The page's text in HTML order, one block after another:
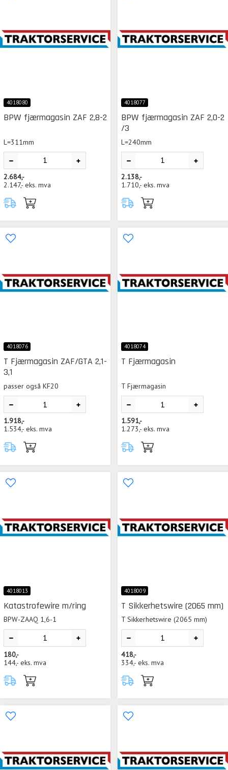
4018080
BPW fjærmagasin ZAF 2,8-2
L=311mm
2.684,-
2.147,- eks. mva
4018077
BPW fjærmagasin ZAF 2,0-2
/3
L=240mm
2.138,-
1.710,- eks. mva
4018076
T Fjærmagasin ZAF/GTA 2,1-
3,1
passer også KF20
1.918,-
1.534,- eks. mva
4018074
T Fjærmagasin
T Fjærmagasin
1.591,-
1.273,- eks. mva
4018013
Katastrofewire m/ring
BPW-ZAAQ 1,6-1
180,-
144,- eks. mva
4018009
T Sikkerhetswire (2065 mm)
T Sikkerhetswire (2065 mm)
418,-
334,- eks. mva